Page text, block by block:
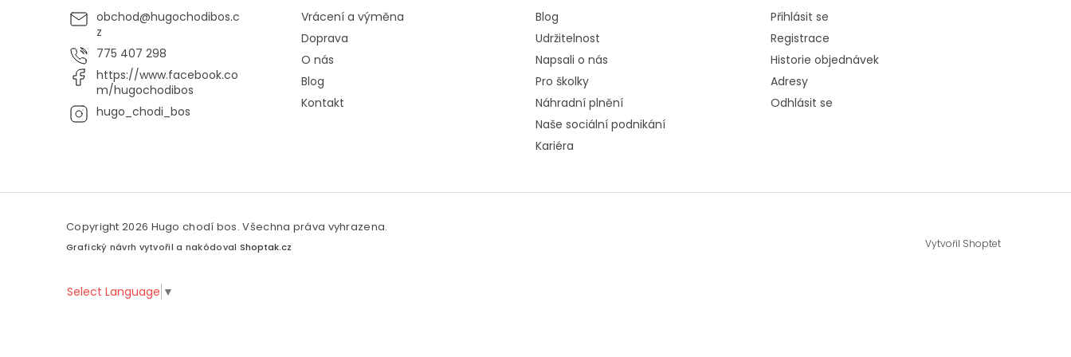
obchod@hugochodibos.c
z
775 407 298
https://www.facebook.co
m/hugochodibos
hugo_chodi_bos
Vrácení a výměna
Doprava
O nás
Blog
Kontakt
Blog
Udržitelnost
Napsali o nás
Pro školky
Náhradní plnění
Naše sociální podnikání
Kariéra
Přihlásit se
Registrace
Historie objednávek
Adresy
Odhlásit se
Vytvořil Shoptet
Copyright 2026 Hugo chodí bos. Všechna práva vyhrazena.
Grafický návrh vytvořil a nakódoval Shoptak.cz
Select Language ▼